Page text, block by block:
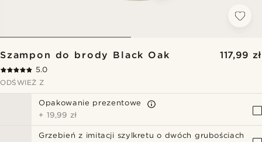
Szampon do brody Black Oak 117,99 zł
5.0
ODŚWIEŻ Z
Opakowanie prezentowe
+ 19,99 zł
Grzebień z imitacji szylkretu o dwóch grubościach